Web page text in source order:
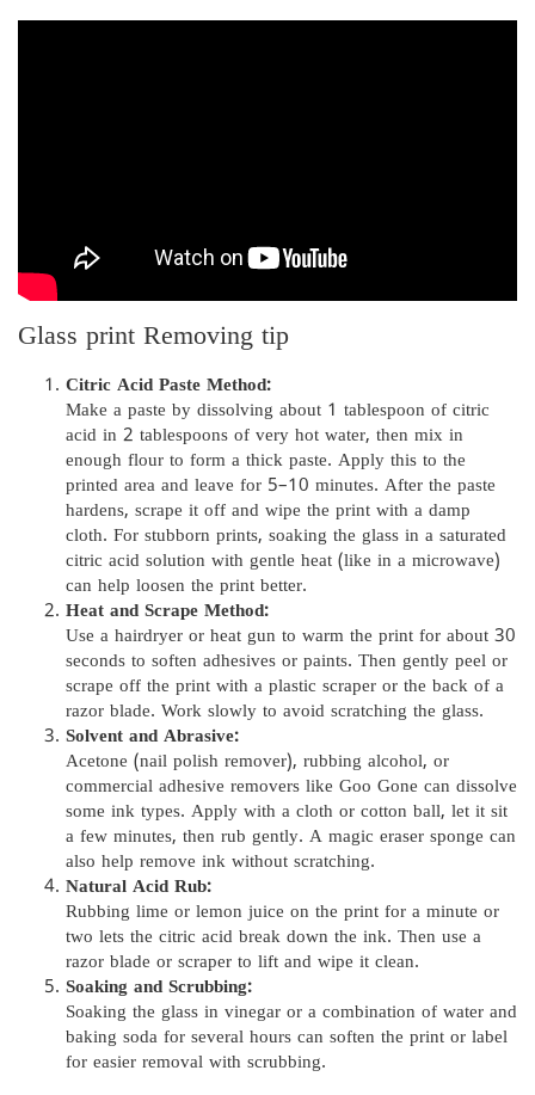
Glass print Removing tip
Citric Acid Paste Method:
Make a paste by dissolving about 1 tablespoon of citric
acid in 2 tablespoons of very hot water, then mix in
enough flour to form a thick paste. Apply this to the
printed area and leave for 5–10 minutes. After the paste
hardens, scrape it off and wipe the print with a damp
cloth. For stubborn prints, soaking the glass in a saturated
citric acid solution with gentle heat (like in a microwave)
can help loosen the print better.
Heat and Scrape Method:
Use a hairdryer or heat gun to warm the print for about 30
seconds to soften adhesives or paints. Then gently peel or
scrape off the print with a plastic scraper or the back of a
razor blade. Work slowly to avoid scratching the glass.
Solvent and Abrasive:
Acetone (nail polish remover), rubbing alcohol, or
commercial adhesive removers like Goo Gone can dissolve
some ink types. Apply with a cloth or cotton ball, let it sit
a few minutes, then rub gently. A magic eraser sponge can
also help remove ink without scratching.
Natural Acid Rub:
Rubbing lime or lemon juice on the print for a minute or
two lets the citric acid break down the ink. Then use a
razor blade or scraper to lift and wipe it clean.
Soaking and Scrubbing:
Soaking the glass in vinegar or a combination of water and
baking soda for several hours can soften the print or label
for easier removal with scrubbing.